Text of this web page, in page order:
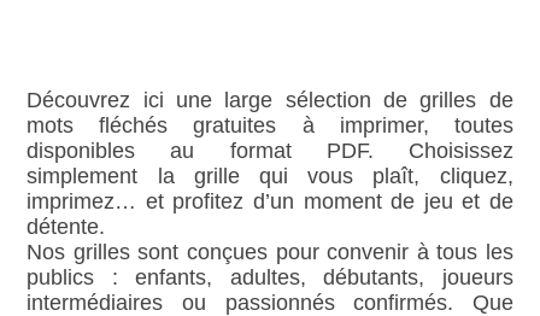
Découvrez ici une large sélection de grilles de
mots fléchés gratuites à imprimer, toutes
disponibles au format PDF. Choisissez
simplement la grille qui vous plaît, cliquez,
imprimez… et profitez d’un moment de jeu et de
détente.
Nos grilles sont conçues pour convenir à tous les
publics : enfants, adultes, débutants, joueurs
intermédiaires ou passionnés confirmés. Que